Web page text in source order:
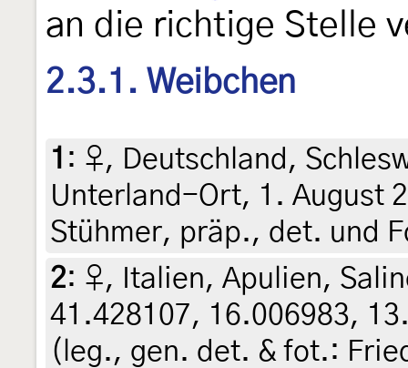
an die richtige Stelle
2.3.1. Weibchen
1 : ♀, Deutschland,
Unterland-Ort, 1. August
Stühmer, präp., det. und
2: ♀, Italien, Apulien,
41.428107, 16.006983,
(leg., gen. det. & fot.: